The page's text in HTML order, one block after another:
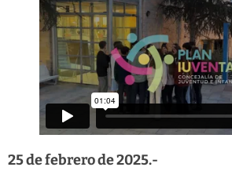
25 de febrero de 2025.-